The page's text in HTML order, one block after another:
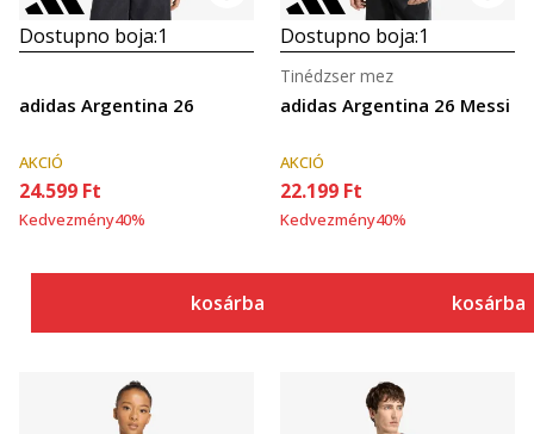
Dostupno boja:1
adidas Argentina 26
AKCIÓ
24.599 Ft
Kedvezmény40%
kosárba
Dostupno boja:1
adidas Argentina 26 Messi
Tinédzser mez
AKCIÓ
22.199 Ft
Kedvezmény40%
kosárba